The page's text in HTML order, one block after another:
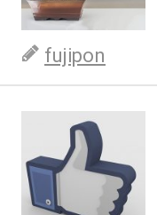
fujipon